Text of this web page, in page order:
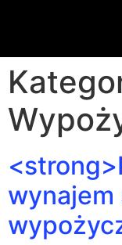
wynajem